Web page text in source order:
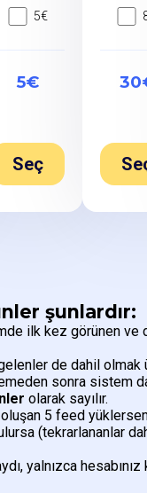
5€
5€
Seç
şunlardır:
ilk kez görünen
de dahil
sonra sistem
olarak sayılır.
5 feed
(tekrarlananlar
yalnızca